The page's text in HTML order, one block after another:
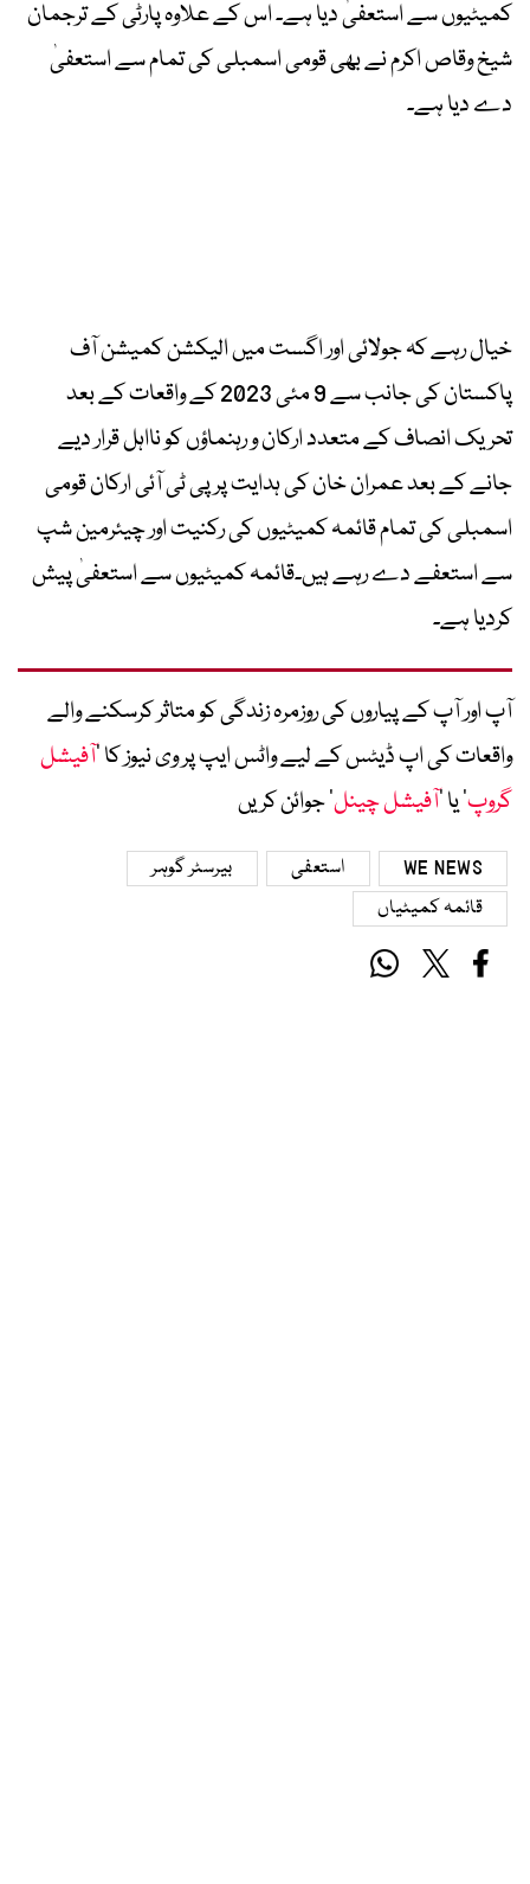
کمیٹیوں سے استعفیٰ دیا ہے۔ اس کے علاوہ پارٹی کے ترجمان
شیخ وقاص اکرم نے بھی قومی اسمبلی کی تمام سے استعفیٰ
دے دیا ہے۔
خیال رہے کہ جولائی اور اگست میں الیکشن کمیشن آف
پاکستان کی جانب سے 9 مئی 2023 کے واقعات کے بعد
تحریک انصاف کے متعدد ارکان و رہنماؤں کو نااہل قرار دیے
جانے کے بعد عمران خان کی ہدایت پر پی ٹی آئی ارکان قومی
اسمبلی کی تمام قائمہ کمیٹیوں کی رکنیت اور چیئرمین شپ
سے استعفے دے رہے ہیں۔قائمہ کمیٹیوں سے استعفیٰ پیش
کردیا ہے۔
آپ اور آپ کے پیاروں کی روزمرہ زندگی کو متاثر کرسکنے والے
واقعات کی اپ ڈیٹس کے لیے واٹس ایپ پر وی نیوز کا ’آفیشل
گروپ‘ یا ’آفیشل چینل‘ جوائن کریں
WE NEWS استعفی
بیرسٹر گوہر
قائمہ کمیٹیاں